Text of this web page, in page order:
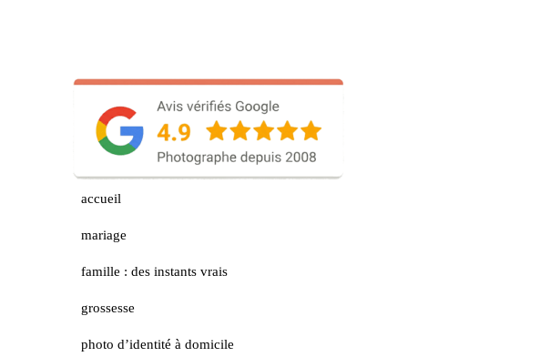
accueil
mariage
famille : des instants vrais
grossesse
photo d’identité à domicile